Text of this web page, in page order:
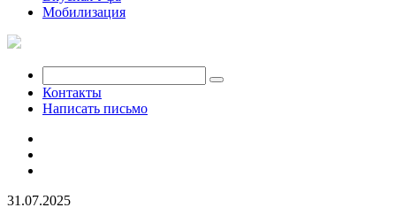
Мобилизация
Контакты
Написать письмо
31.07.2025